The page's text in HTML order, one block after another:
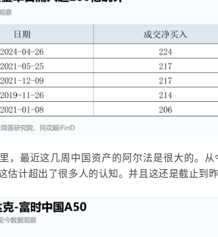
，最近这几周中国 资产 的阿尔法是很大 的。 从
估计超出了很多人的认知。并且这还是截止到